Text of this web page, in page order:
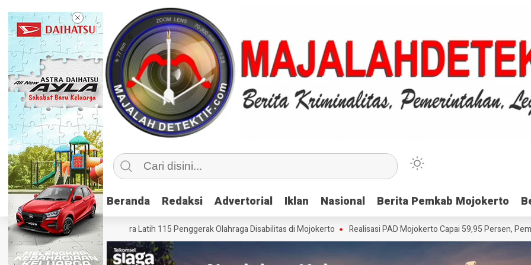
Beranda Redaksi Advertorial Iklan Nasional Berita Pemkab Mojokerto
Beranda Redaksi Advertorial Iklan Nasional Berita Pemkab Mojokerto
Inklusif, Kemenpora Latih 115 Penggerak Olahraga Disabilitas di Mojokerto Realisasi PAD Mojokerto Capai 59,95 Persen, Pemkab